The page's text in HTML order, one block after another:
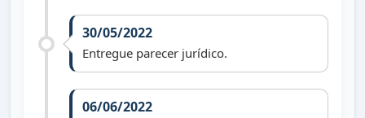
30/05/2022
Entregue parecer jurídico.
06/06/2022